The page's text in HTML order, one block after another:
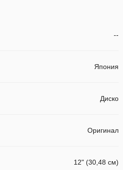
--
Япония
Диско
Оригинал
12" (30,48 см)